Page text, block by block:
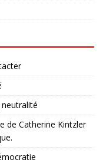
de Catherine Kintzler